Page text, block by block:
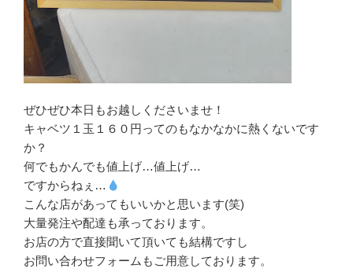
ぜひぜひ本日もお越しくださいませ！
キャベツ１玉１６０円ってのもなかなかに熱くないです
か？
何でもかんでも値上げ…値上げ…
ですからねぇ…
こんな店があってもいいかと思います(笑)
大量発注や配達も承っております。
お店の方で直接聞いて頂いても結構ですし
お問い合わせフォームもご用意しております。